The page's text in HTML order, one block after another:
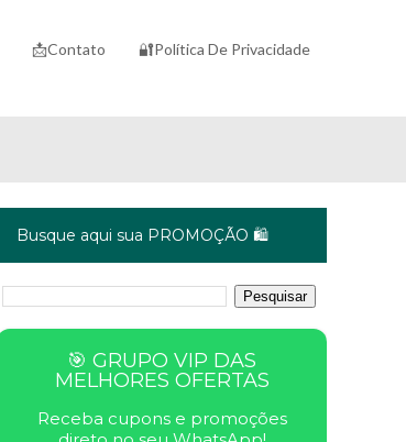
📩Contato 🔐Política De Privacidade
Busque aqui sua PROMOÇÃO 🛍️
🎯 GRUPO VIP DAS
MELHORES OFERTAS
Receba cupons e promoções